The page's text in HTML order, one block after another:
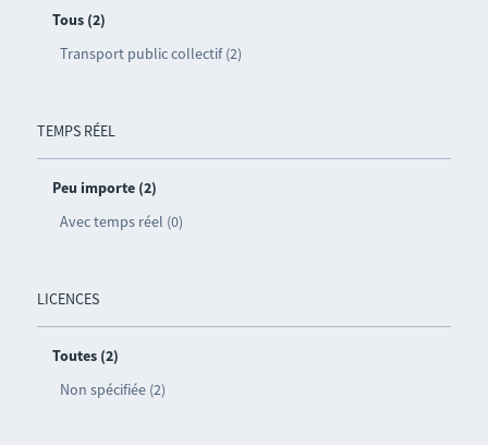
Tous (2)
Transport public collectif (2)
TEMPS RÉEL
Peu importe (2)
Avec temps réel (0)
LICENCES
Toutes (2)
Non spécifiée (2)